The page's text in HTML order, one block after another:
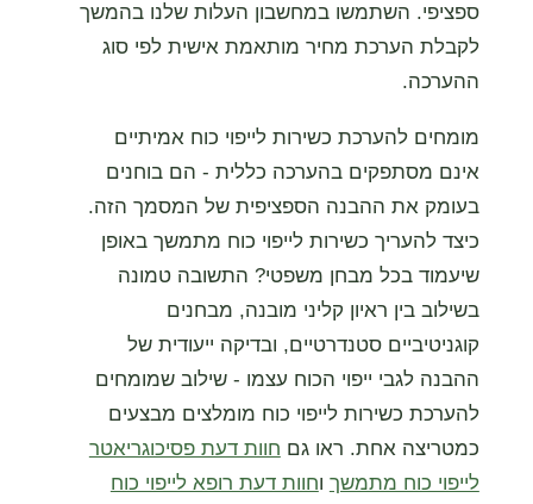
ספציפי. השתמשו במחשבון העלות שלנו בהמשך
לקבלת הערכת מחיר מותאמת אישית לפי סוג
ההערכה.
מומחים להערכת כשירות לייפוי כוח אמיתיים
אינם מסתפקים בהערכה כללית - הם בוחנים
בעומק את ההבנה הספציפית של המסמך הזה.
כיצד להעריך כשירות לייפוי כוח מתמשך באופן
שיעמוד בכל מבחן משפטי? התשובה טמונה
בשילוב בין ראיון קליני מובנה, מבחנים
קוגניטיביים סטנדרטיים, ובדיקה ייעודית של
ההבנה לגבי ייפוי הכוח עצמו - שילוב שמומחים
להערכת כשירות לייפוי כוח מומלצים מבצעים
כמטריצה אחת. ראו גםחוות דעת פסיכוגריאטר
לייפוי כוח מתמשךוחוות דעת רופא לייפוי כוח